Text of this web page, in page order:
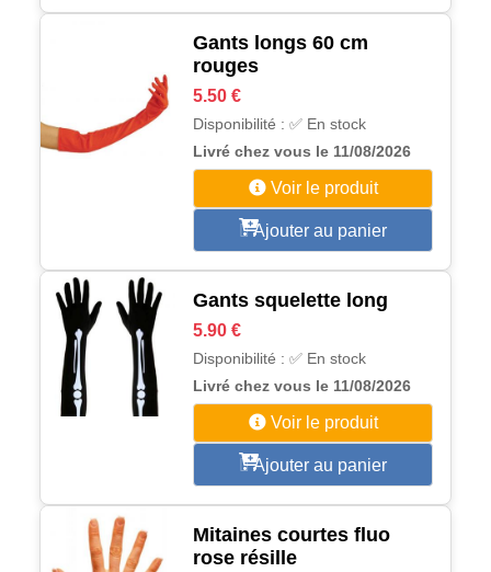
Gants longs 60 cm
rouges
5.50 €
Disponibilité : ✅ En stock
Livré chez vous le 11/08/2026
Voir le produit
Ajouter au panier
Gants squelette long
5.90 €
Disponibilité : ✅ En stock
Livré chez vous le 11/08/2026
Voir le produit
Ajouter au panier
Mitaines courtes fluo
rose résille